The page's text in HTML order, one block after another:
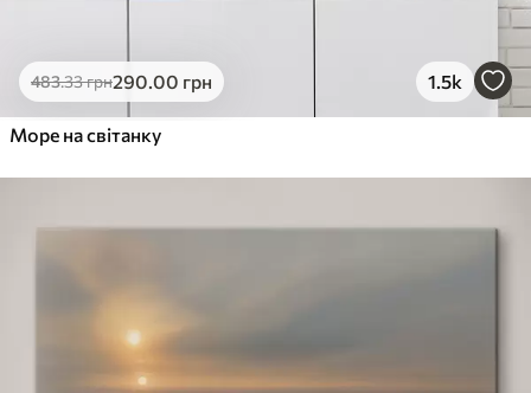
483.33грн290.00 грн 1.5k
Море на світанку